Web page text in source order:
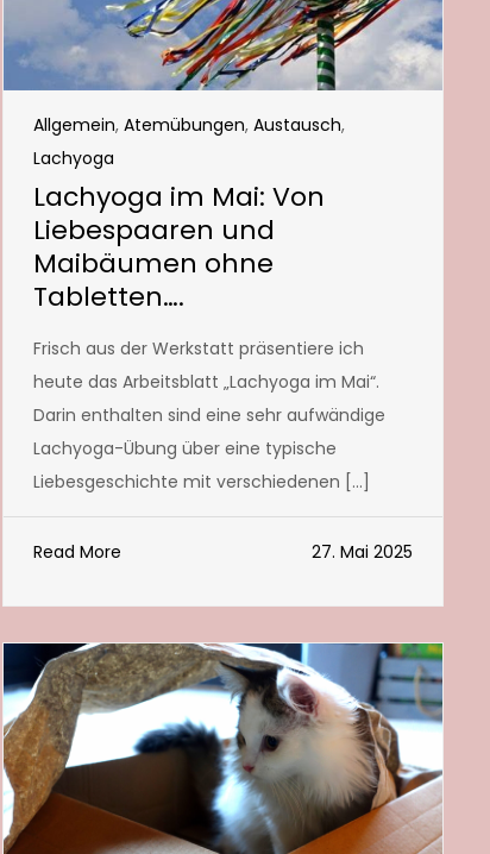
Allgemein, Atemübungen, Austausch,
Lachyoga
Lachyoga im Mai: Von
Liebespaaren und
Maibäumen ohne
Tabletten….
Frisch aus der Werkstatt präsentiere ich
heute das Arbeitsblatt „Lachyoga im Mai“.
Darin enthalten sind eine sehr aufwändige
Lachyoga-Übung über eine typische
Liebesgeschichte mit verschiedenen […]
Read More 27. Mai 2025